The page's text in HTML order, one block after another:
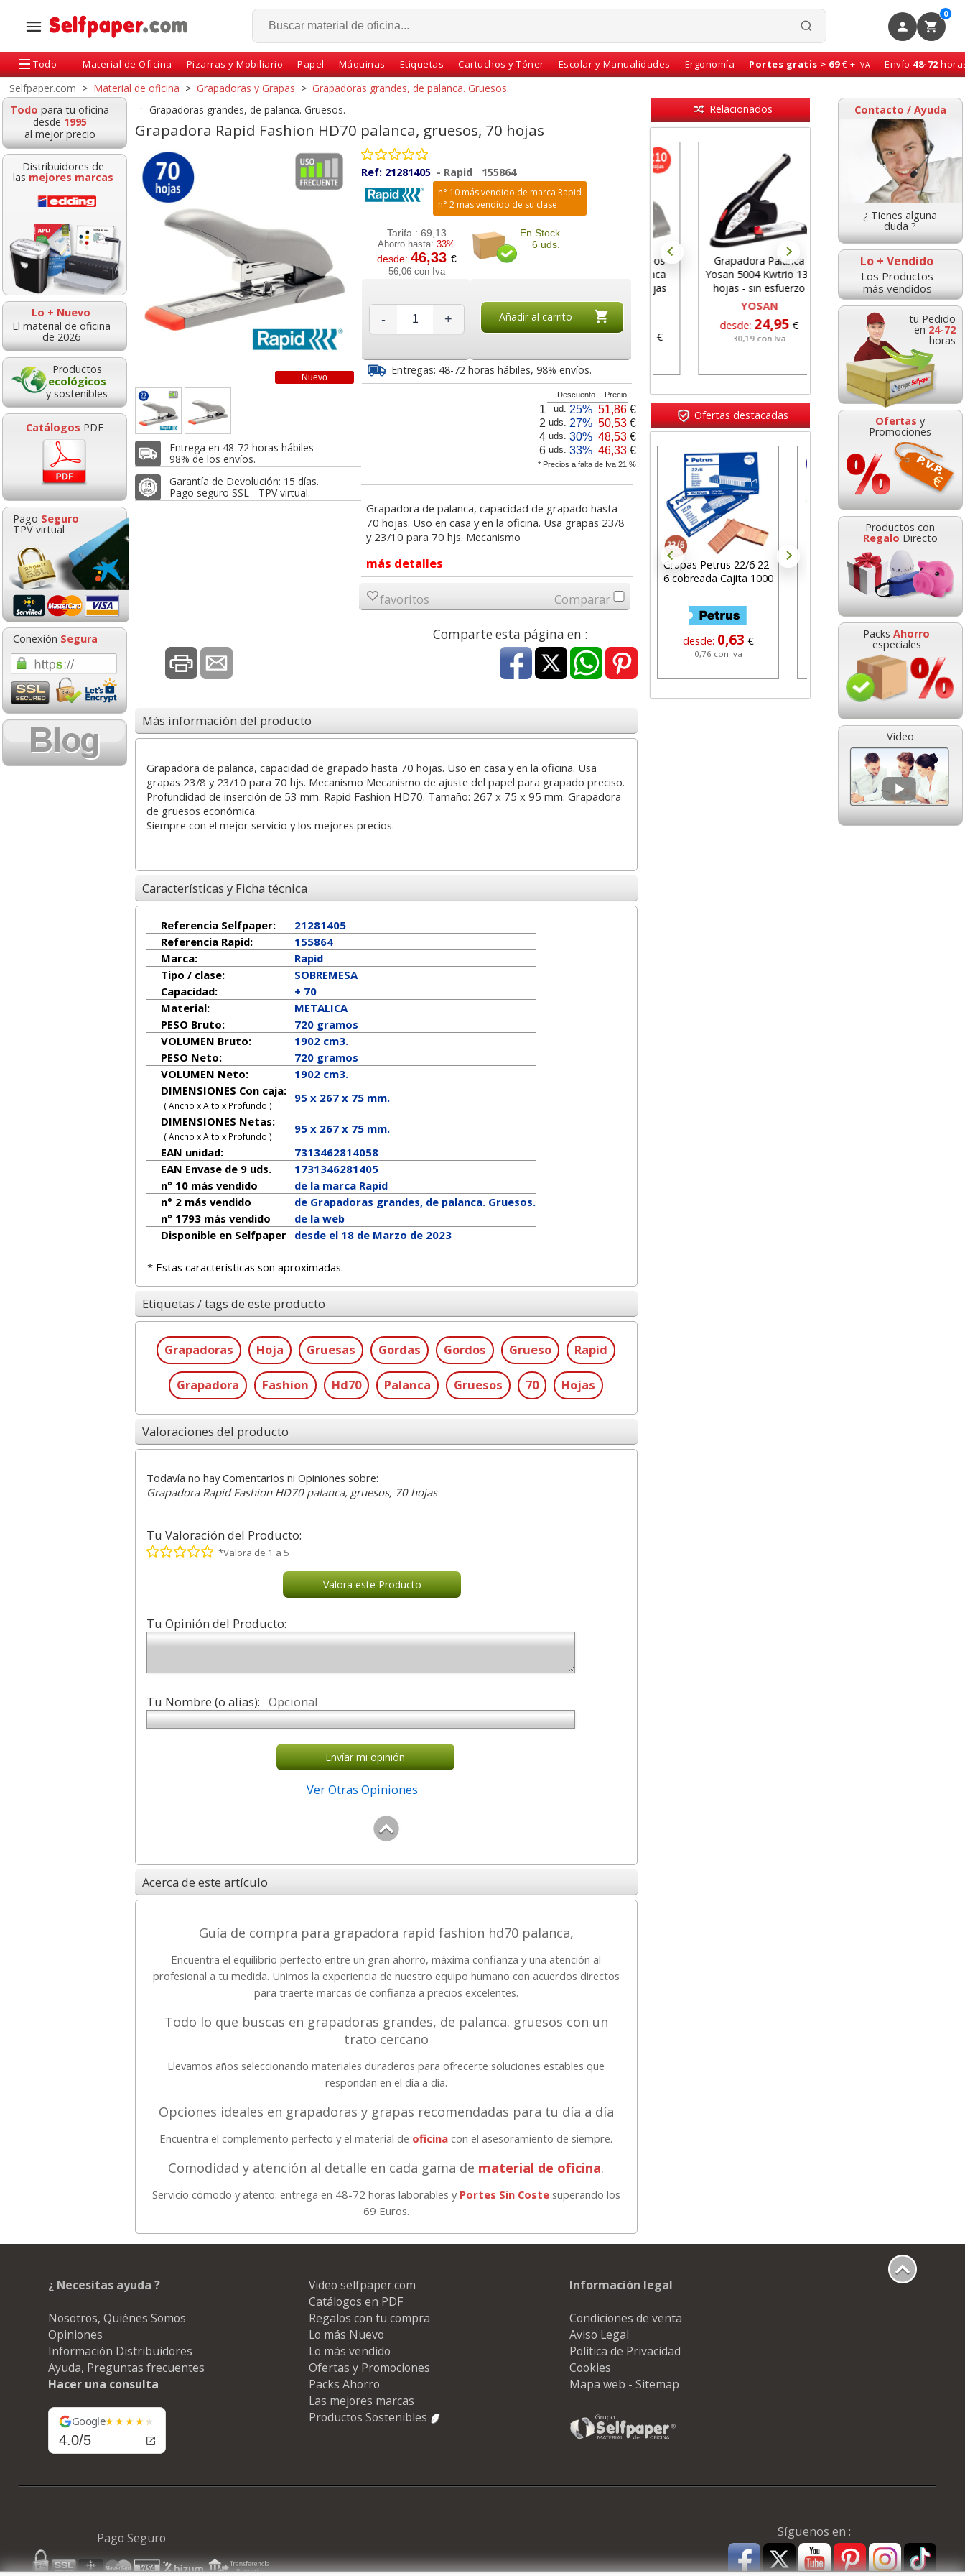
0
Todo Material de Oficina Pizarras y Mobiliario Papel Máquinas Etiquetas Cartuchos y Tóner Escolar y Manualidades Ergonomía Portes gratis > 69€ + IVA Envío 48-72
Selfpaper.com > Material de oficina > Grapadoras y Grapas > Grapadoras grandes, de palanca. Gruesos.
Todo para tu oficina
desde 1995
al mejor precio
Distribuidores de
las mejores marcas
Lo + Nuevo
El material de oficina
de 2026
Productos
ecológicos
y sostenibles
Catálogos PDF
Pago Seguro
TPV virtual
Conexión Segura
Contacto / Ayuda
¿ Tienes alguna
duda ?
Lo + Vendido
Los Productos
más vendidos
tu Pedido
en 24-72
horas
Ofertas y
Promociones
Productos con
Regalo Directo
PacksAhorro
especiales
Video
↑ Grapadoras grandes, de palanca. Gruesos.
Grapadora Rapid Fashion HD70 palanca, gruesos, 70 hojas
Nuevo
Entrega en 48-72 horas hábiles
98% de los envíos.
Garantía de Devolución: 15 días.
Pago seguro SSL - TPV virtual.
Ref: 21281405 - Rapid 155864
n° 10 más vendido de marca Rapid
n° 2 más vendido de su clase
Tarifa :69,13
Ahorro hasta:33%
desde: 46,33 €
56,06 con Iva
En Stock
6 uds.
- + Añadir al carrito
Entregas: 48-72 horas hábiles, 98% envíos.
* Precios a falta de Iva 21 %
Descuento Precio
1 ud. 25% 51,86 €
2 uds. 27% 50,53 €
4 uds. 30% 48,53 €
6 uds. 33% 46,33 €
Grapadora de palanca, capacidad de grapado hasta
70 hojas. Uso en casa y en la oficina. Usa grapas 23/8
y 23/10 para 70 hjs. Mecanismo
más detalles
favoritos Comparar
Comparte esta página en :
Más información del producto
Grapadora de palanca, capacidad de grapado hasta 70 hojas. Uso en casa y en la oficina. Usa
grapas 23/8 y 23/10 para 70 hjs. Mecanismo Mecanismo de ajuste del papel para grapado preciso.
Profundidad de inserción de 53 mm. Rapid Fashion HD70. Tamaño: 267 x 75 x 95 mm. Grapadora
de gruesos económica.
Siempre con el mejor servicio y los mejores precios.
Características y Ficha técnica
Referencia Selfpaper:
21281405
Referencia Rapid:
155864
Marca:
Rapid
Tipo / clase:
SOBREMESA
Capacidad:
+ 70
Material:
METALICA
PESO Bruto:
720 gramos
VOLUMEN Bruto:
1902 cm3.
PESO Neto:
720gramos
VOLUMEN Neto:
1902 cm3.
DIMENSIONES Con caja:
( Ancho x Alto x Profundo )
95 x 267 x 75 mm.
DIMENSIONES Netas:
( Ancho x Alto x Profundo )
95x 267x 75mm.
EAN unidad:
7313462814058
EAN Envase de 9 uds.
1731346281405
n° 10 más vendido
de la marca Rapid
n° 2 más vendido
de Grapadoras grandes, de palanca. Gruesos.
n° 1793 más vendido
de la web
Disponible en Selfpaper
desde el 18 de Marzo de 2023
* Estas características son aproximadas.
Etiquetas / tags de este producto
Grapadoras Hoja Gruesas Gordas Gordos Grueso Rapid
Grapadora Fashion Hd70 Palanca Gruesos 70 Hojas
Valoraciones del producto
Todavía no hay Comentarios ni Opiniones sobre:
Grapadora Rapid Fashion HD70 palanca, gruesos, 70 hojas
Tu Valoración del Producto:
*Valora de 1 a 5
Valora este Producto
Tu Opinión del Producto:
Tu Nombre (o alias): Opcional
Envíar mi opinión
Ver Otras Opiniones
Acerca de este artículo
Guía de compra para grapadora rapid fashion hd70 palanca,
Encuentra el equilibrio perfecto entre un gran ahorro, máxima confianza y una atención al
profesional a tu medida. Unimos la experiencia de nuestro equipo humano con acuerdos directos
para traerte marcas de confianza a precios excelentes.
Todo lo que buscas en grapadoras grandes, de palanca. gruesos con un
trato cercano
Llevamos años seleccionando materiales duraderos para ofrecerte soluciones estables que
respondan en el día a día.
Opciones ideales en grapadoras y grapas recomendadas para tu día a día
Encuentra el complemento perfecto y el material de oficina con el asesoramiento de siempre.
Comodidad y atención al detalle en cada gama de material de oficina.
Servicio cómodo y atento: entrega en 48-72 horas laborables y Portes Sin Costesuperando los
69 Euros.
Relacionados
Grapadora gruesos
profesional palanca
Rapid HD 210 hojas
146,70
Grapadora Palanca
Yosan 5004 Kwtrio 130
hojas - sin esfuerzo
YOSAN
desde:24,95 €
30,19 con Iva
Grapadora de palanca,
gruesos, 150 hojas
desde:35,46 desde:146,70 €
Grapadora Palanca
Yosan 5004 Kwtrio 130
hojas - sin esfuerzo
24,95 €
30,19 con Iva
Grapadora de palanca,
gruesos, 150 hojas
desde:
Grapadora Palanca
Yosan 5004 Kwtrio 130
hojas - sin esfuerzo
desde:24,95 €
Grapadora de palanca,
gruesos, 150 hojas
42,91 con Iva
Ofertas destacadas
Subcarpetas de
cartulina de colores
Folio Pte.50 unicolor
desde:0,16
0,19 con Iva 6,88 con Iva
Pistola precios,
máquina etiquetadora
Avery 1 línea
gramos New Greening,
desde:3,34 €
4,04 con Iva
Grapas Petrus 22/6 22-
6 cobreada Cajita 1000
€
0,76 con Iva
Subcarpetas de
cartulina de colores
Navigator Hard
Folios papel Din
gramos 125
desde:
Papel Din A4 80
gramos New Greening,
desde:3,34 €
4,04 con Iva
6 cobreada Cajita 1000
0,76 con Iva 0,19 con Iva 6,88 con Iva
máquina etiquetadora
¿ Necesitas ayuda ?
Nosotros, Quiénes Somos
Opiniones
Información Distribuidores
Ayuda, Preguntas frecuentes
Hacer una consulta
Google
4.0/5
Video selfpaper.com
Catálogos en PDF
Regalos con tu compra
Lo más Nuevo
Lo más vendido
Ofertas y Promociones
Packs Ahorro
Las mejores marcas
Productos Sostenibles
Información legal
Condiciones de venta
Aviso Legal
Política de Privacidad
Cookies
Mapa web - Sitemap
Síguenos en :
Pago Seguro